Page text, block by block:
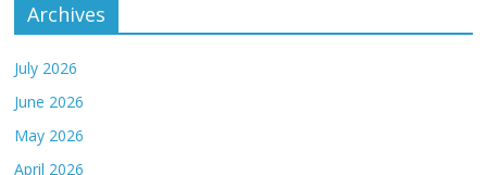
Archives
July 2026
June 2026
May 2026
April 2026